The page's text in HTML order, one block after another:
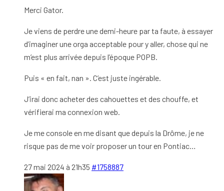
Merci Gator.
Je viens de perdre une demi-heure par ta faute, à essayer
d’imaginer une orga acceptable pour y aller, chose qui ne
m’est plus arrivée depuis l’époque POPB.
Puis « en fait, nan ». C’est juste ingérable.
J’irai donc acheter des cahouettes et des chouffe, et
vérifierai ma connexion web.
Je me console en me disant que depuis la Drôme, je ne
risque pas de me voir proposer un tour en Pontiac…
27 mai 2024 à 21h35 #1758887